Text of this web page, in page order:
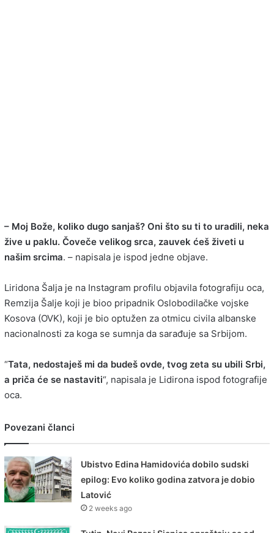
– Moj Bože, koliko dugo sanjaš? Oni što su ti to uradili, neka
žive u paklu. Čoveče velikog srca, zauvek ćeš živeti u
našim srcima. – napisala je ispod jedne objave.
Liridona Šalja je na Instagram profilu objavila fotografiju oca,
Remzija Šalje koji je bioo pripadnik Oslobodilačke vojske
Kosova (OVK), koji je bio optužen za otmicu civila albanske
nacionalnosti za koga se sumnja da sarađuje sa Srbijom.
“Tata, nedostaješ mi da budeš ovde, tvog zeta su ubili Srbi,
a priča će se nastaviti“, napisala je Lidirona ispod fotografije
oca.
Povezani članci
Ubistvo Edina Hamidovića dobilo sudski
epilog: Evo koliko godina zatvora je dobio
Latović
2 weeks ago